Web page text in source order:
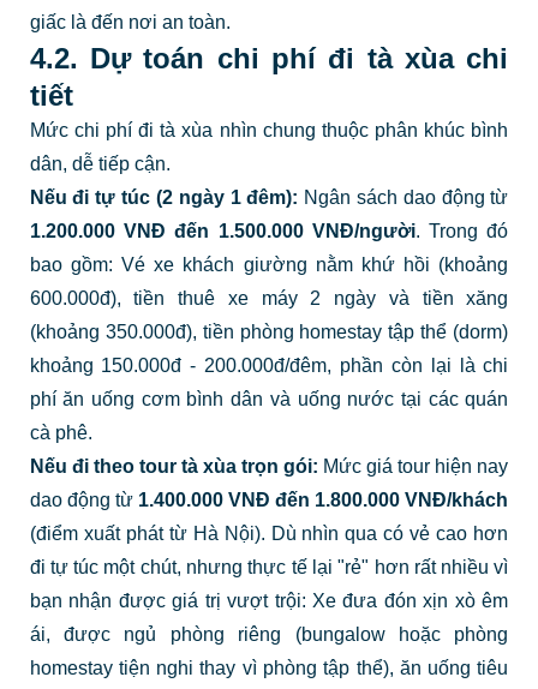
giấc là đến nơi an toàn.
4.2. Dự toán chi phí đi tà xùa chi
tiết
Mức chi phí đi tà xùa nhìn chung thuộc phân khúc bình
dân, dễ tiếp cận.
Nếu đi tự túc (2 ngày 1 đêm): Ngân sách dao động từ
1.200.000 VNĐ đến 1.500.000 VNĐ/người. Trong đó
bao gồm: Vé xe khách giường nằm khứ hồi (khoảng
600.000đ), tiền thuê xe máy 2 ngày và tiền xăng
(khoảng 350.000đ), tiền phòng homestay tập thể (dorm)
khoảng 150.000đ - 200.000đ/đêm, phần còn lại là chi
phí ăn uống cơm bình dân và uống nước tại các quán
cà phê.
Nếu đi theo tour tà xùa trọn gói: Mức giá tour hiện nay
dao động từ 1.400.000 VNĐ đến 1.800.000 VNĐ/khách
(điểm xuất phát từ Hà Nội). Dù nhìn qua có vẻ cao hơn
đi tự túc một chút, nhưng thực tế lại "rẻ" hơn rất nhiều vì
bạn nhận được giá trị vượt trội: Xe đưa đón xịn xò êm
ái, được ngủ phòng riêng (bungalow hoặc phòng
homestay tiện nghi thay vì phòng tập thể), ăn uống tiêu